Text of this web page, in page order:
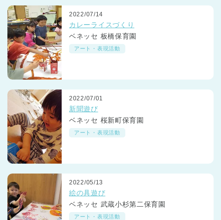
2022/07/14
カレーライスづくり
ベネッセ 板橋保育園
アート・表現活動
2022/07/01
新聞遊び
ベネッセ 桜新町保育園
アート・表現活動
2022/05/13
絵の具遊び
ベネッセ 武蔵小杉第二保育園
アート・表現活動